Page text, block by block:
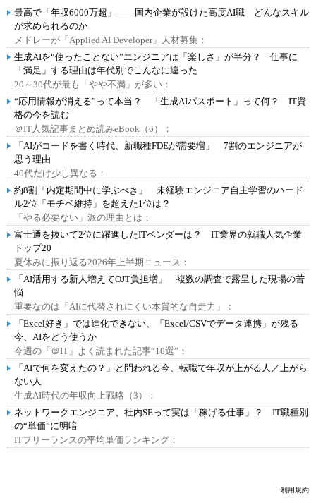
最高で「年収6000万超」――国内企業が設けた高度AI職 どんなスキル
が求められるのか
メドレーが「Applied AI Developer」人材募集：
生成AIを“使ったことない”エンジニアは「楽しさ」が半分？ 仕事に
「満足」する理由は年代別でこんなに違った
20～30代が最も「やや不満」が多い：
“応用情報が消える”って本当？ 「生成AIパスポート」って何？ IT資
格の今を読む
＠IT人気記事まとめ読みeBook（6）：
「AIがコードを書く時代、新職種FDEが需要増」 7割のエンジニアが
思う理由
40代だけ少し異なる：
約8割「内定期間中に学ぶべき」 未経験エンジニア自主学習のハード
ル2位「モチベ維持」を超えた1位は？
「やる必要ない」派の理由とは：
富士通を抜いて2位に躍進したITベンダーは？ IT業界の就職人気企業
トップ20
夏休みに振り返る2026年上半期ニュース：
「AI活用する新人増えてOJT負担増」 複数の調査で露呈した現場の苦
悩
重要なのは「AIに代替されにくい本質的な自走力」：
「Excel好き」では進化できない、「Excel/CSVでデータ連携」が残る
今、AIをどう使うか
今週の「＠IT」よく読まれた記事“10選”：
「AIで何を変えたの？」と問われる今、転職で年収が上がる人／上がら
ない人
生成AI時代の年収向上戦略（3）：
ネットワークエンジニア、社内SEって実は「稼げる仕事」？ IT職種別
の“単価”に明暗
ITフリーランスの平均単価ランキング：
利用規約